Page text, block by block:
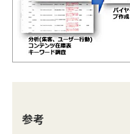
参考